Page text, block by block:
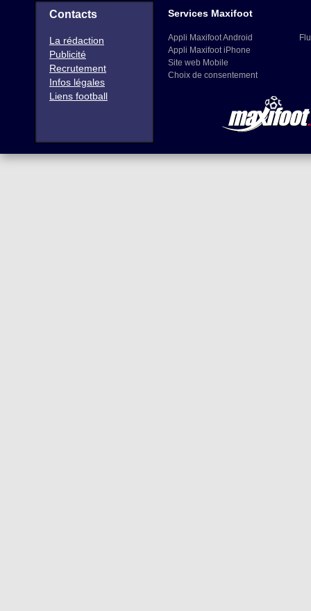
Contacts
La rédaction
Publicité
Recrutement
Infos légales
Liens football
Services Maxifoot
Appli Maxifoot Android
Appli Maxifoot iPhone
Site web Mobile
Choix de consentement